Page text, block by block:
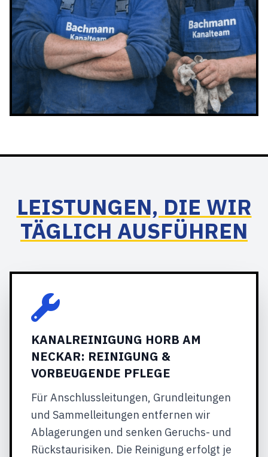
LEISTUNGEN, DIE WIR
TÄGLICH AUSFÜHREN
KANALREINIGUNG HORB AM
NECKAR: REINIGUNG &
VORBEUGENDE PFLEGE
Für Anschlussleitungen, Grundleitungen
und Sammelleitungen entfernen wir
Ablagerungen und senken Geruchs- und
Rückstaurisiken. Die Reinigung erfolgt je